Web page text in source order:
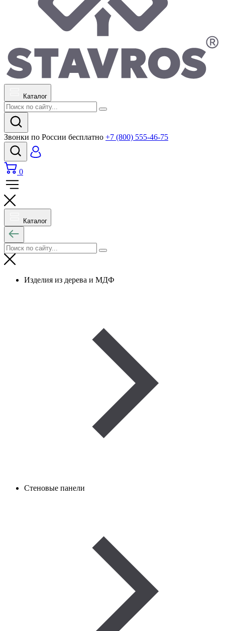
Каталог
Звонки по России бесплатно +7 (800) 555-46-75
0
Каталог
Изделия из дерева и МДФ
Стеновые панели